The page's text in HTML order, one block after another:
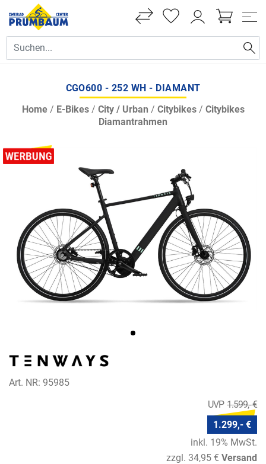
CGO600 - 252 WH - DIAMANT
Home/ E-Bikes/ City / Urban / Citybikes/ Citybikes
Diamantrahmen
Art. NR: 95985
1.599,- €
1.299,- €
inkl. 19% MwSt.
zzgl. 34,95 € Versand